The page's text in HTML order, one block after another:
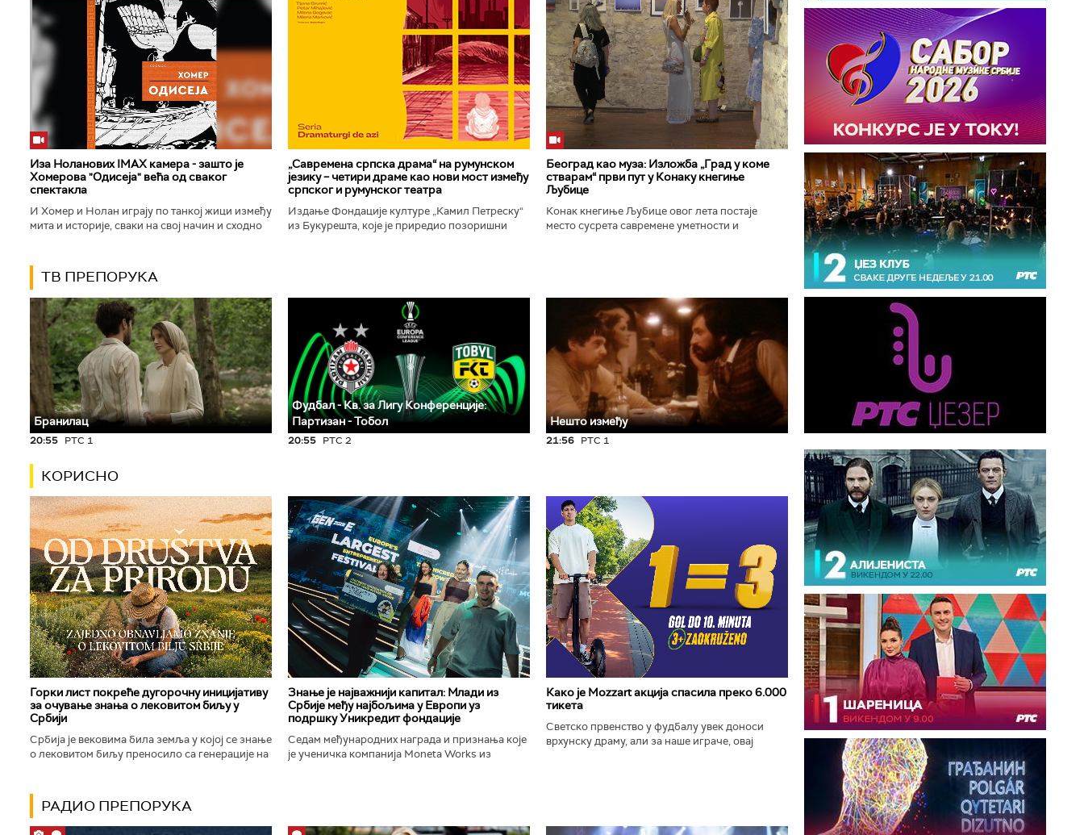
Иза Ноланових IMAX камера - зашто је
Хомерова "Одисеја" већа од сваког
спектакла
И Хомер и Нолан играју по танкој жици између
мита и историје, сваки на свој начин и сходно
„Савремена српска драма“ на румунском
језику – четири драме као нови мост између
српског и румунског театра
Издање Фондације културе „Камил Петреску“
из Букурешта, које је приредио позоришни
Београд као муза: Изложба „Град у коме
стварам“ први пут у Конаку кнегиње
Љубице
Конак кнегиње Љубице овог лета постаје
место сусрета савремене уметности и
ТВ ПРЕПОРУКА
Бранилац
20:55 РТС 1
Фудбал - Кв. за Лигу Конференције:
Партизан - Тобол
20:55 РТС 2
Нешто између
21:56 РТС 1
КОРИСНО
Горки лист покреће дугорочну иницијативу
за очување знања о лековитом биљу у
Србији
Србија је вековима била земља у којој се знање
о лековитом биљу преносило са генерације на
Знање је најважнији капитал: Млади из
Србије међу најбољима у Европи уз
подршку Уникредит фондације
Седам међународних награда и признања које
је ученичка компанија Moneta Works из
Како је Mozzart акција спасила преко 6.000
тикета
Светско првенство у фудбалу увек доноси
врхунску драму, али за наше играче, овај
РАДИО ПРЕПОРУКА